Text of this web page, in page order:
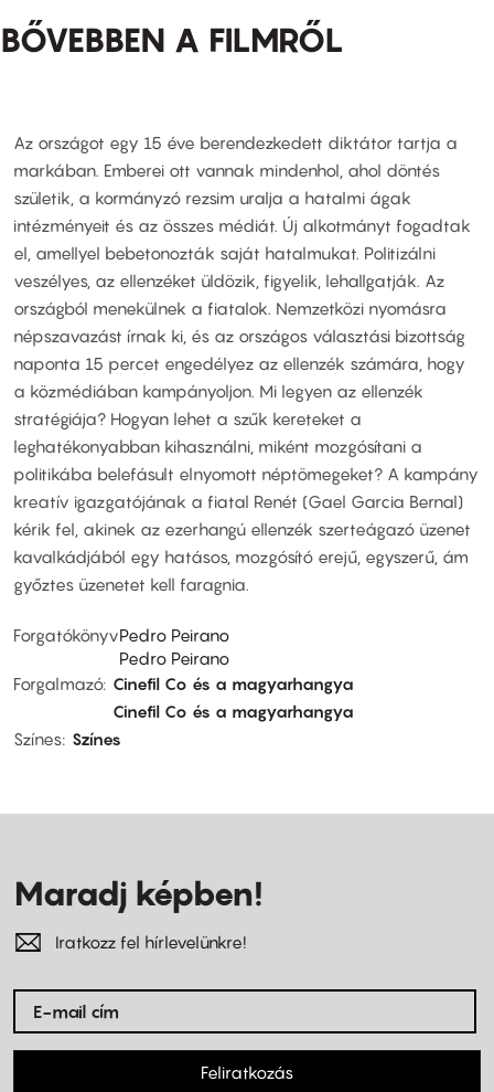
BŐVEBBEN A FILMRŐL
Az országot egy 15 éve berendezkedett diktátor tartja a
markában. Emberei ott vannak mindenhol, ahol döntés
születik, a kormányzó rezsim uralja a hatalmi ágak
intézményeit és az összes médiát. Új alkotmányt fogadtak
el, amellyel bebetonozták saját hatalmukat. Politizálni
veszélyes, az ellenzéket üldözik, figyelik, lehallgatják. Az
országból menekülnek a fiatalok. Nemzetközi nyomásra
népszavazást írnak ki, és az országos választási bizottság
naponta 15 percet engedélyez az ellenzék számára, hogy
a közmédiában kampányoljon. Mi legyen az ellenzék
stratégiája? Hogyan lehet a szűk kereteket a
leghatékonyabban kihasználni, miként mozgósítani a
politikába belefásult elnyomott néptömegeket? A kampány
kreatív igazgatójának a fiatal Renét (Gael Garcia Bernal)
kérik fel, akinek az ezerhangú ellenzék szerteágazó üzenet
kavalkádjából egy hatásos, mozgósító erejű, egyszerű, ám
győztes üzenetet kell faragnia.
ForgatókönyvPedro Peirano
Pedro Peirano
Forgalmazó Cinefil Co és a magyarhangya
Cinefil Co és a magyarhangya
Színes Színes
Maradj képben!
Iratkozz fel hírlevelünkre!
Feliratkozás